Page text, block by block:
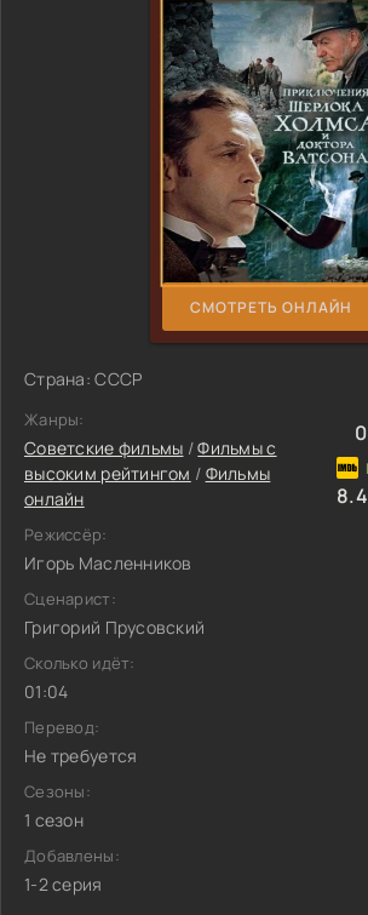
СМОТРЕТЬ ОНЛАЙН
Страна: СССР
Жанры:
Советские фильмы /Фильмы с
высоким рейтингом / Фильмы
онлайн
Режиссёр:
Игорь Масленников
Сценарист:
Григорий Прусовский
Сколько идёт:
01:04
Перевод:
Не требуется
Сезоны:
1 сезон
Добавлены:
1-2 серия
0
8.4